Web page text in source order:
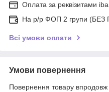
Оплата за реквізитами
На р/р ФОП 2 групи (БЕЗ
Всі умови оплати
Умови повернення
Повернення товару впродовж